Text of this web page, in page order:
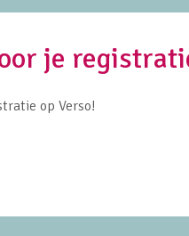
je
op Verso!